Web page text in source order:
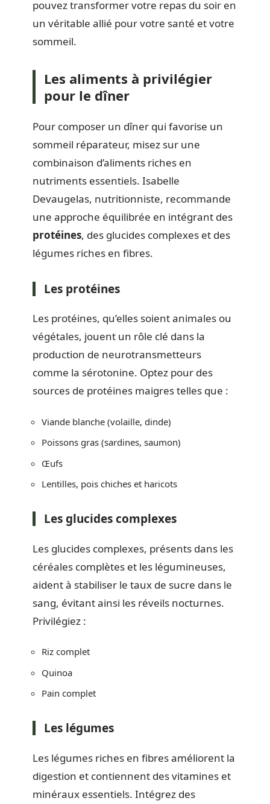
pouvez transformer votre repas du soir en
un véritable allié pour votre santé et votre
sommeil.
Les aliments à privilégier
pour le dîner
Pour composer un dîner qui favorise un
sommeil réparateur, misez sur une
combinaison d’aliments riches en
nutriments essentiels. Isabelle
Devaugelas, nutritionniste, recommande
une approche équilibrée en intégrant des
protéines, des glucides complexes et des
légumes riches en fibres.
Les protéines
Les protéines, qu’elles soient animales ou
végétales, jouent un rôle clé dans la
production de neurotransmetteurs
comme la sérotonine. Optez pour des
sources de protéines maigres telles que :
Viande blanche (volaille, dinde)
Poissons gras (sardines, saumon)
Œufs
Lentilles, pois chiches et haricots
Les glucides complexes
Les glucides complexes, présents dans les
céréales complètes et les légumineuses,
aident à stabiliser le taux de sucre dans le
sang, évitant ainsi les réveils nocturnes.
Privilégiez :
Riz complet
Quinoa
Pain complet
Les légumes
Les légumes riches en fibres améliorent la
digestion et contiennent des vitamines et
minéraux essentiels. Intégrez des